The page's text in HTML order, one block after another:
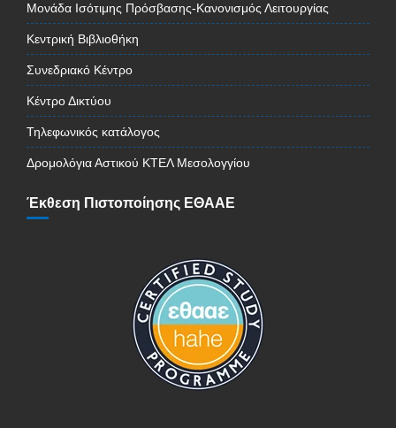
Μονάδα Ισότιμης Πρόσβασης-Κανονισμός Λειτουργίας
Κεντρική Βιβλιοθήκη
Συνεδριακό Κέντρο
Κέντρο Δικτύου
Τηλεφωνικός κατάλογος
Δρομολόγια Αστικού ΚΤΕΛ Μεσολογγίου
Έκθεση Πιστοποίησης ΕΘΑΑΕ